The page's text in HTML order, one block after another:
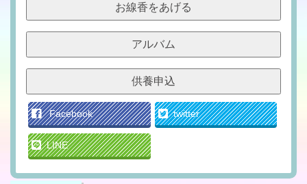
お線香をあげる
アルバム
供養申込
Facebook twitter
LINE